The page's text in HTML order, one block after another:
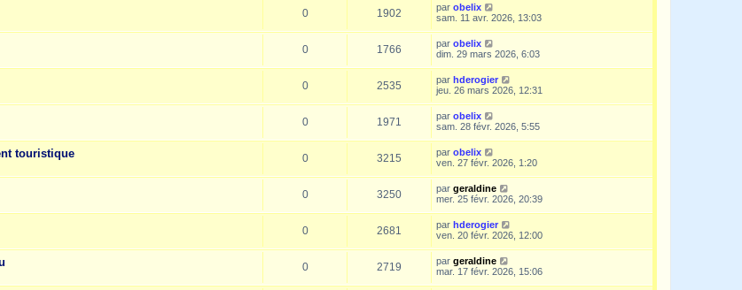
0 1902 par obelix
sam. 11 avr. 2026, 13:03
0 1766 par obelix
dim. 29 mars 2026, 6:03
0 2535 par hderogier
jeu. 26 mars 2026, 12:31
0 1971 par obelix
sam. 28 févr. 2026, 5:55
touristique 0 3215 par obelix
ven. 27 févr. 2026, 1:20
0 3250 par geraldine
mer. 25 févr. 2026, 20:39
0 2681 par hderogier
ven. 20 févr. 2026, 12:00
0 2719 par geraldine
mar. 17 févr. 2026, 15:06